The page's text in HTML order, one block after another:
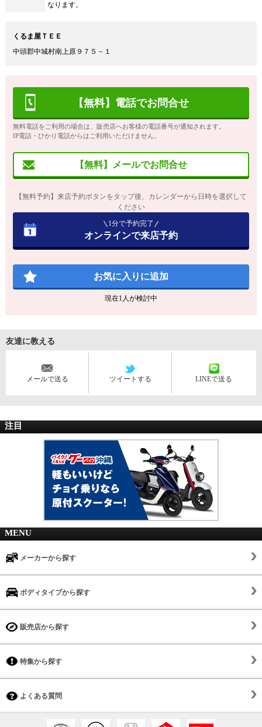
なります。
くるま屋ＴＥＥ
中頭郡中城村南上原９７５－１
【無料】電話でお問合せ
無料電話をご利用の場合は、販売店へお客様の電話番号が通知されます。
IP電話・ひかり電話からはご利用いただけません。
【無料】メールでお問合せ
【無料予約】来店予約ボタンをタップ後、カレンダーから日時を選択して
ください
1分で予約完了
オンラインで来店予約
お気に入りに追加
現在1人が検討中
友達に教える
メールで送る ツイートする LINEで送る
注目
MENU
メーカーから探す
ボディタイプから探す
販売店から探す
特集から探す
よくある質問